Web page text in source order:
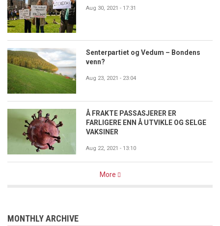
Aug 30, 2021 - 17:31
Senterpartiet og Vedum – Bondens
venn?
Aug 23, 2021 - 23:04
Å FRAKTE PASSASJERER ER
FARLIGERE ENN Å UTVIKLE OG SELGE
VAKSINER
Aug 22, 2021 - 13:10
More
MONTHLY ARCHIVE